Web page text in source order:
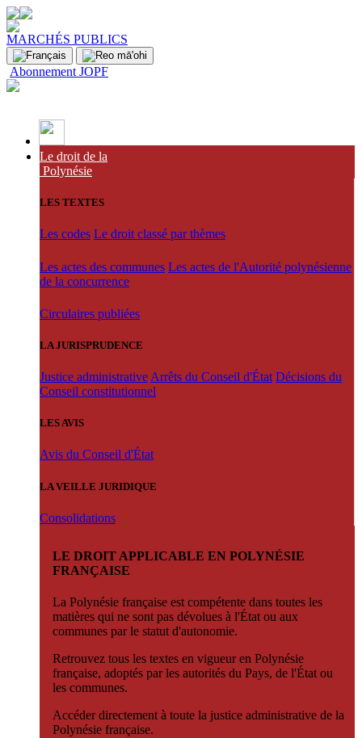
MARCHÉS PUBLICS
Abonnement JOPF
Le droit de la
Polynésie
LES TEXTES
Les codes Le droit classé par thèmes
Les actes des communes Les actes de l'Autorité polynésienne
de la concurrence
Circulaires publiées
LA JURISPRUDENCE
Justice administrative Arrêts du Conseil d'État Décisions du
Conseil constitutionnel
LES AVIS
Avis du Conseil d'État
LA VEILLE JURIDIQUE
Consolidations
LE DROIT APPLICABLE EN POLYNÉSIE
FRANÇAISE
La Polynésie française est compétente dans toutes les
matières qui ne sont pas dévolues à l'État ou aux
communes par le statut d'autonomie.
Retrouvez tous les textes en vigueur en Polynésie
française, adoptés par les autorités du Pays, de l'État ou
les communes.
Accéder directement à toute la justice administrative de la
Polynésie française.